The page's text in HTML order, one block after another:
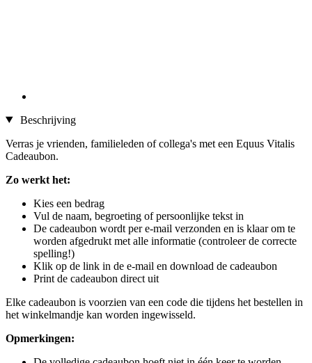
Beschrijving
Verras je vrienden, familieleden of collega's met een Equus Vitalis
Cadeaubon.
Zo werkt het:
Kies een bedrag
Vul de naam, begroeting of persoonlijke tekst in
De cadeaubon wordt per e-mail verzonden en is klaar om te
worden afgedrukt met alle informatie (controleer de correcte
spelling!)
Klik op de link in de e-mail en download de cadeaubon
Print de cadeaubon direct uit
Elke cadeaubon is voorzien van een code die tijdens het bestellen in
het winkelmandje kan worden ingewisseld.
Opmerkingen: